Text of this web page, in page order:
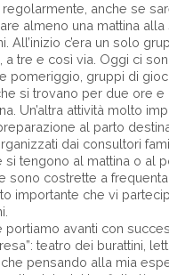
anche se
almeno una mattina alla
All’inizio c’era un solo
a tre e così via. Oggi ci
pomeriggio, gruppi di
si trovano per due ore e
Un’altra attività molto
al parto
dai consultori
si tengono al mattina o al
sono costrette a
importante che vi
portiamo avanti con
teatro dei burattini,
pensando alla mia